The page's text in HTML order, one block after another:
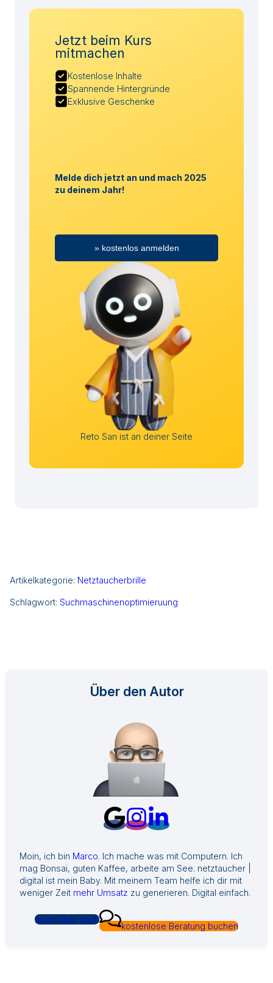
Jetzt beim Kurs
mitmachen
Kostenlose Inhalte
Spannende Hintergründe
Exklusive Geschenke
Melde dich jetzt an und mach 2025
zu deinem Jahr!
» kostenlos anmelden
Reto San ist an deiner Seite
Artikelkategorie: Netztaucherbrille
Schlagwort: Suchmaschinenoptimieruung
Über den Autor
Moin, ich bin Marco. Ich mache was mit Computern. Ich
mag Bonsai, guten Kaffee, arbeite am See. netztaucher |
digital ist mein Baby. Mit meinem Team helfe ich dir mit
weniger Zeit mehr Umsatz zu generieren. Digital einfach.
mehr über mich
kostenlose Beratung buchen